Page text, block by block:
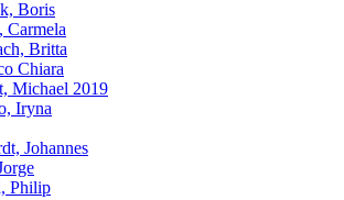
Boris
Carmela
Britta
Chiara
Michael 2019
Iryna
Johannes
Philip